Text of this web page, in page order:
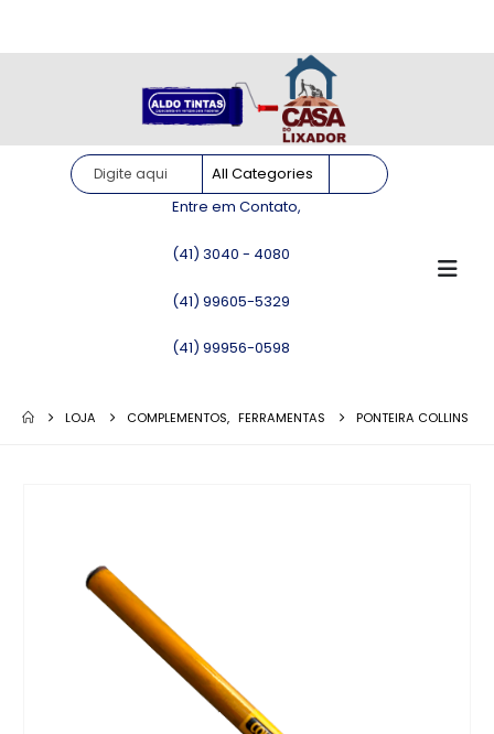
Entre em Contato,
(41) 3040 - 4080
(41) 99605-5329
(41) 99956-0598
LOJA COMPLEMENTOS, FERRAMENTAS PONTEIRA COLLINS